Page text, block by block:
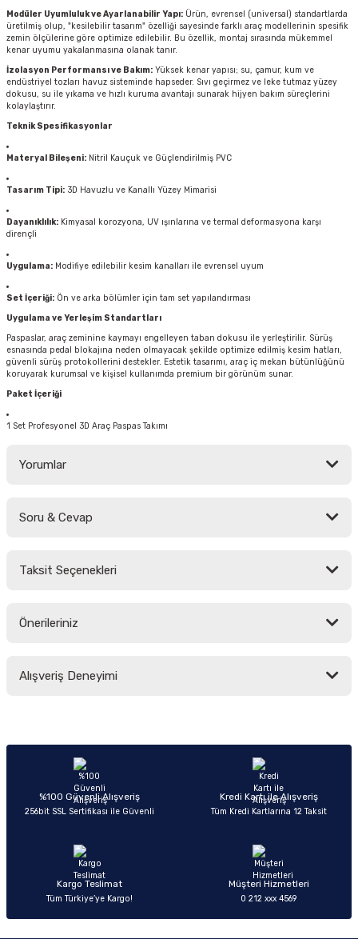
Modüler Uyumluluk ve Ayarlanabilir Yapı: Ürün, evrensel (universal) standartlarda
üretilmiş olup, "kesilebilir tasarım" özelliği sayesinde farklı araç modellerinin spesifik
zemin ölçülerine göre optimize edilebilir. Bu özellik, montaj sırasında mükemmel
kenar uyumu yakalanmasına olanak tanır.
İzolasyon Performansı ve Bakım: Yüksek kenar yapısı; su, çamur, kum ve
endüstriyel tozları havuz sisteminde hapseder. Sıvı geçirmez ve leke tutmaz yüzey
dokusu, su ile yıkama ve hızlı kuruma avantajı sunarak hijyen bakım süreçlerini
kolaylaştırır.
Teknik Spesifikasyonlar
Materyal Bileşeni: Nitril Kauçuk ve Güçlendirilmiş PVC
Tasarım Tipi: 3D Havuzlu ve Kanallı Yüzey Mimarisi
Dayanıklılık: Kimyasal korozyona, UV ışınlarına ve termal deformasyona karşı
dirençli
Uygulama: Modifiye edilebilir kesim kanalları ile evrensel uyum
Set İçeriği: Ön ve arka bölümler için tam set yapılandırması
Uygulama ve Yerleşim Standartları
Paspaslar, araç zeminine kaymayı engelleyen taban dokusu ile yerleştirilir. Sürüş
esnasında pedal blokajına neden olmayacak şekilde optimize edilmiş kesim hatları,
güvenli sürüş protokollerini destekler. Estetik tasarımı, araç iç mekan bütünlüğünü
koruyarak kurumsal ve kişisel kullanımda premium bir görünüm sunar.
Paket İçeriği
1 Set Profesyonel 3D Araç Paspas Takımı
Yorumlar
Soru & Cevap
Taksit Seçenekleri
Önerileriniz
yetersiz gördüğünüz noktaları öneri formunu kullanarak tarafımıza
Ürün açıklamasında eksik bilgiler bulunuyor.
Ürün bilgilerinde hatalar bulunuyor.
Ürün fiyatı diğer sitelerden daha pahalı.
Alışveriş Deneyimi
%100 Güvenli Alışveriş
256bit SSL Sertifikası ile Güvenli
Kredi Kartı ile Alışveriş
Tüm Kredi Kartlarına 12 Taksit
Kargo Teslimat
Tüm Türkiye’ye Kargo!
Müşteri Hizmetleri
0 212 xxx 4569